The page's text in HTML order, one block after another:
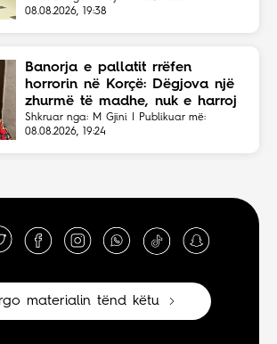
08.08.2026, 19:38
Banorja e pallatit rrëfen
horrorin në Korçë: Dëgjova një
zhurmë të madhe, nuk e harroj
atë skenë
Shkruar nga: M Gjini | Publikuar më:
08.08.2026, 19:24
materialin tënd këtu